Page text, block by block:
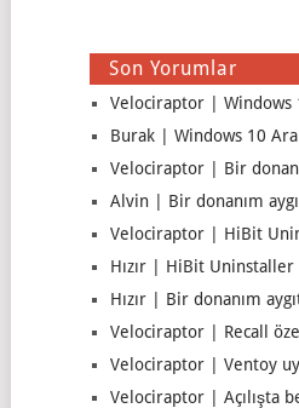
Son Yorumlar
Velociraptor | Windows
Burak | Windows 10
Velociraptor | Bir
Alvin | Bir donanım
Velociraptor | HiBit
Hızır | HiBit
Hızır | Bir donanım
Velociraptor | Recall
Velociraptor | Ventoy
Velociraptor | Açılışta